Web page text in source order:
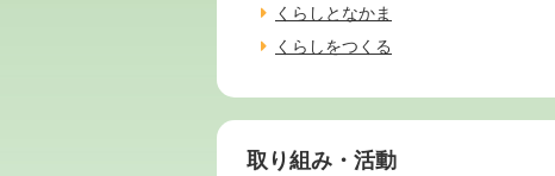
くらしとなかま
くらしをつくる
取り組み・活動